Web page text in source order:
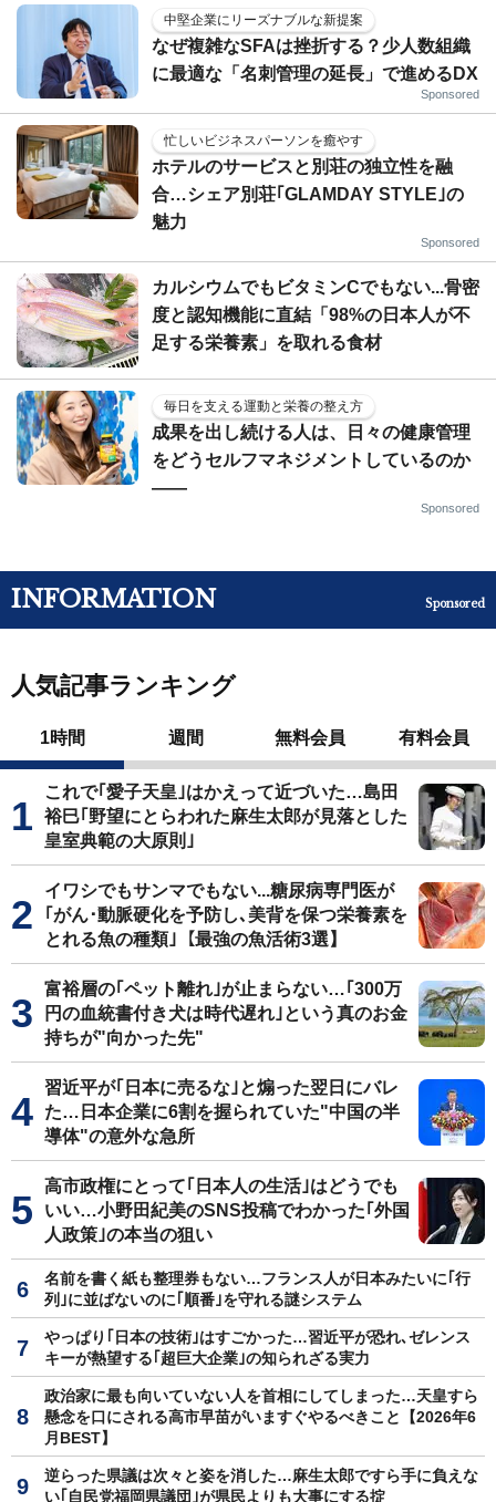
中堅企業にリーズナブルな新提案
なぜ複雑なSFAは挫折する？少人数組織
に最適な「名刺管理の延長」で進めるDX
Sponsored
忙しいビジネスパーソンを癒やす
ホテルのサービスと別荘の独立性を融
合…シェア別荘｢GLAMDAY STYLE｣の
魅力
Sponsored
カルシウムでもビタミンCでもない...骨密
度と認知機能に直結「98%の日本人が不
足する栄養素」を取れる食材
毎日を支える運動と栄養の整え方
成果を出し続ける人は、日々の健康管理
をどうセルフマネジメントしているのか
——
Sponsored
INFORMATION Sponsored
人気記事ランキング
1時間 週間 無料会員 有料会員
これで｢愛子天皇｣はかえって近づいた…島田
裕巳｢野望にとらわれた麻生太郎が見落とした
皇室典範の大原則｣
イワシでもサンマでもない...糖尿病専門医が
｢がん･動脈硬化を予防し､美背を保つ栄養素を
とれる魚の種類｣【最強の魚活術3選】
富裕層の｢ペット離れ｣が止まらない…｢300万
円の血統書付き犬は時代遅れ｣という真のお金
持ちが"向かった先"
習近平が｢日本に売るな｣と煽った翌日にバレ
た…日本企業に6割を握られていた"中国の半
導体"の意外な急所
高市政権にとって｢日本人の生活｣はどうでも
いい…小野田紀美のSNS投稿でわかった｢外国
人政策｣の本当の狙い
名前を書く紙も整理券もない…フランス人が日本みたいに｢行
列｣に並ばないのに｢順番｣を守れる謎システム
やっぱり｢日本の技術｣はすごかった…習近平が恐れ､ゼレンス
キーが熱望する｢超巨大企業｣の知られざる実力
政治家に最も向いていない人を首相にしてしまった…天皇すら
懸念を口にされる高市早苗がいますぐやるべきこと【2026年6
月BEST】
逆らった県議は次々と姿を消した…麻生太郎ですら手に負えな
い｢自民党福岡県議団｣が県民よりも大事にする掟